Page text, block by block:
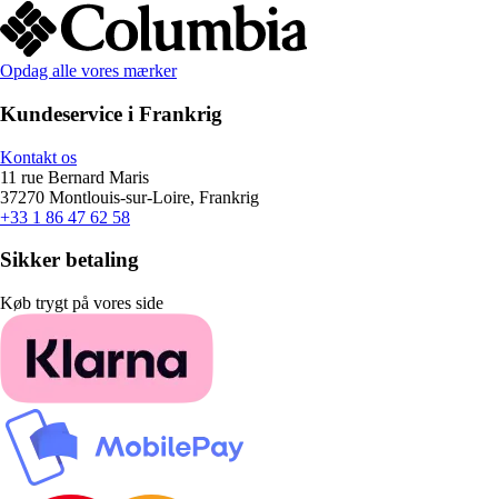
Opdag alle vores mærker
Kundeservice i Frankrig
Kontakt os
11 rue Bernard Maris
37270 Montlouis-sur-Loire, Frankrig
+33 1 86 47 62 58
Sikker betaling
Køb trygt på vores side